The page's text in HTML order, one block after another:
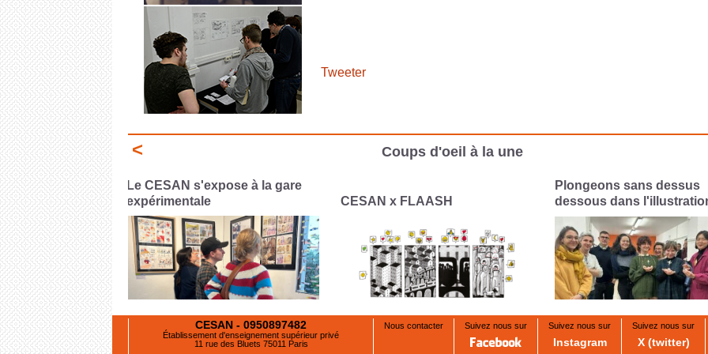
Tweeter
< Coups d'oeil à la une
CESAN x FLAASH
dessous dans l'illustration
Le CESAN célèbre les
interconnectées
CESAN - 0950897482
Établissement d'enseignement supérieur privé
11 rue des Bluets 75011 Paris
Nous contacter Suivez nous sur Suivez nous sur
Instagram
Suivez nous sur
X (twitter)